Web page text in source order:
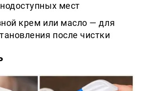
мест
крем или масло — для
после чистки